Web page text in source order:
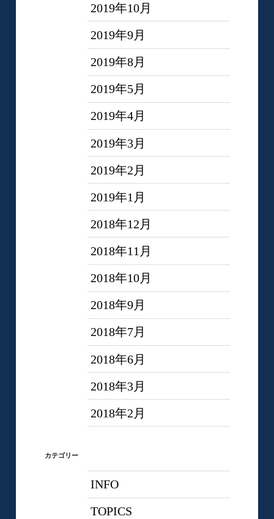
2019年10月
2019年9月
2019年8月
2019年5月
2019年4月
2019年3月
2019年2月
2019年1月
2018年12月
2018年11月
2018年10月
2018年9月
2018年7月
2018年6月
2018年3月
2018年2月
カテゴリー
INFO
TOPICS